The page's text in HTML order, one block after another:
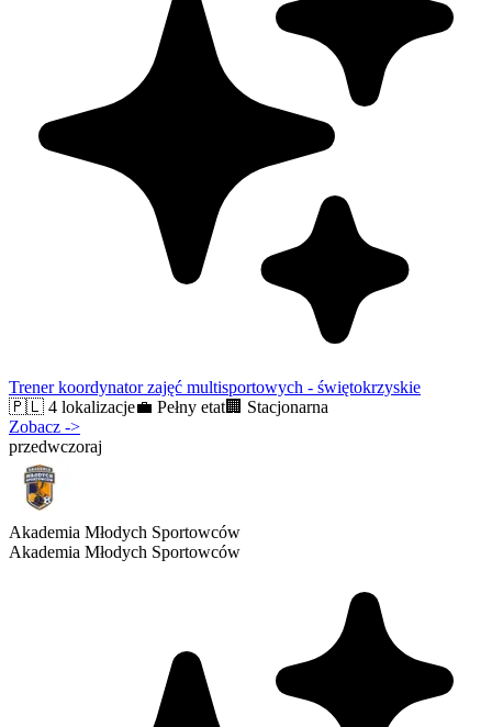
Trener koordynator zajęć multisportowych - świętokrzyskie
🇵🇱 4 lokalizacje💼 Pełny etat🏢 Stacjonarna
Zobacz ->
przedwczoraj
Akademia Młodych Sportowców
Akademia Młodych Sportowców